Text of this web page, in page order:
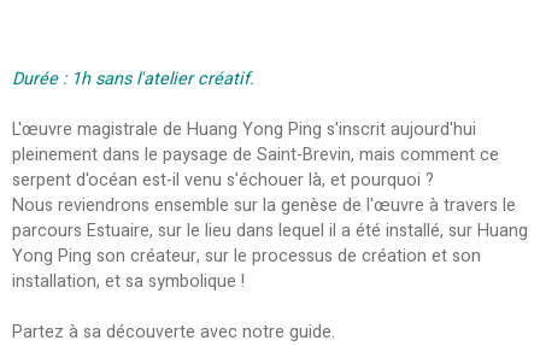
Durée : 1h sans l'atelier créatif.
L'œuvre magistrale de Huang Yong Ping s'inscrit aujourd'hui
pleinement dans le paysage de Saint-Brevin, mais comment ce
serpent d'océan est-il venu s'échouer là, et pourquoi ?
Nous reviendrons ensemble sur la genèse de l'œuvre à travers le
parcours Estuaire, sur le lieu dans lequel il a été installé, sur Huang
Yong Ping son créateur, sur le processus de création et son
installation, et sa symbolique !
Partez à sa découverte avec notre guide.